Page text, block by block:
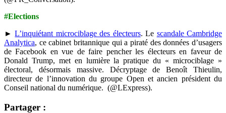
#Elections
►L’inquiétant microciblage des électeurs. Le scandale Cambridge
Analytica, ce cabinet britannique qui a piraté des données d’usagers
de Facebook en vue de faire pencher les électeurs en faveur de
Donald Trump, met en lumière la pratique du « microciblage »
électoral, désormais massive. Décryptage de Benoît Thieulin,
directeur de l’innovation du groupe Open et ancien président du
Conseil national du numérique. (@LExpress).
Partager :